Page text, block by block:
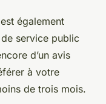
également
de service public
d’un avis
à votre
de trois mois.